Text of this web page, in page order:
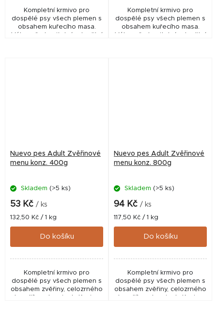
Kompletní krmivo pro
dospělé psy všech plemen s
obsahem kuřecího masa.
Výborně stravitelná a kvalitní
Kompletní krmivo pro
dospělé psy všech plemen s
obsahem kuřecího masa.
Výborně stravitelná a kvalitní
Nuevo pes Adult Zvěřinové
menu konz. 400g
Skladem (>5 ks)
53 Kč / ks
Měrná
cena:
132,50 Kč / 1 kg
Do košíku
Kompletní krmivo pro
dospělé psy všech plemen s
obsahem zvěřiny, celozrného
knedlíku a brusinek. Krmivo
Nuevo pes Adult Zvěřinové
menu konz. 800g
Skladem (>5 ks)
94 Kč / ks
Měrná
cena:
117,50 Kč / 1 kg
Do košíku
Kompletní krmivo pro
dospělé psy všech plemen s
obsahem zvěřiny, celozrného
knedlíku a brusinek. Krmivo